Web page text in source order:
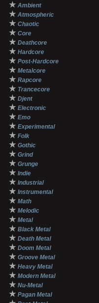
★ Ambient
★ Atmospheric
★ Chaotic
★ Core
★ Deathcore
★ Hardcore
★ Post-Hardcore
★ Metalcore
★ Rapcore
★ Trancecore
★ Djent
★ Electronic
★ Emo
★ Experimental
★ Folk
★ Gothic
★ Grind
★ Grunge
★ Indie
★ Industrial
★ Instrumental
★ Math
★ Melodic
★ Metal
★ Black Metal
★ Death Metal
★ Doom Metal
★ Groove Metal
★ Heavy Metal
★ Modern Metal
★ Nu-Metal
★ Pagan Metal